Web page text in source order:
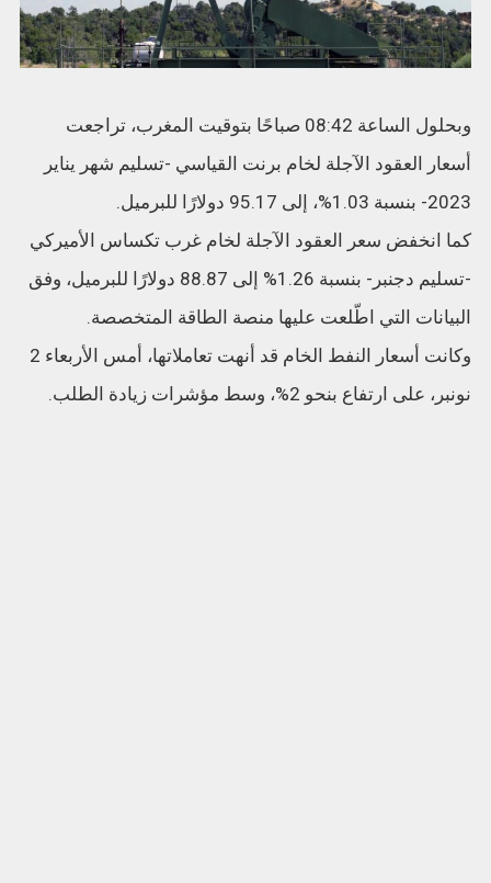
وبحلول الساعة 08:42 صباحًا بتوقيت المغرب، تراجعت
أسعار العقود الآجلة لخام برنت القياسي -تسليم شهر يناير
2023- بنسبة 1.03%، إلى 95.17 دولارًا للبرميل.
كما انخفض سعر العقود الآجلة لخام غرب تكساس الأميركي
-تسليم دجنبر- بنسبة 1.26% إلى 88.87 دولارًا للبرميل، وفق
البيانات التي اطّلعت عليها منصة الطاقة المتخصصة.
وكانت أسعار النفط الخام قد أنهت تعاملاتها، أمس الأربعاء 2
نونبر، على ارتفاع بنحو 2%، وسط مؤشرات زيادة الطلب.